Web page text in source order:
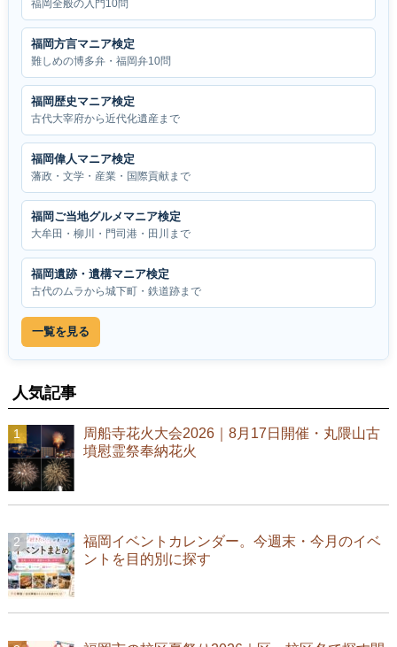
福岡全般の入門10問
福岡方言マニア検定
難しめの博多弁・福岡弁10問
福岡歴史マニア検定
古代大宰府から近代化遺産まで
福岡偉人マニア検定
藩政・文学・産業・国際貢献まで
福岡ご当地グルメマニア検定
大牟田・柳川・門司港・田川まで
福岡遺跡・遺構マニア検定
古代のムラから城下町・鉄道跡まで
一覧を見る
人気記事
周船寺花火大会2026｜8月17日開催・丸隈山古
墳慰霊祭奉納花火
福岡イベントカレンダー。今週末・今月のイベ
ントを目的別に探す